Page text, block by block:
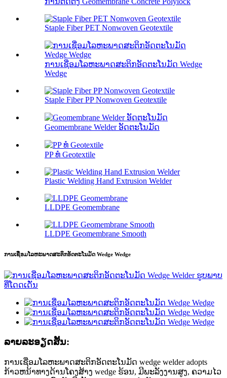
Staple Fiber PET Nonwoven Geotextile
ການເຊື່ອມໂລຫະພາດສະຕິກອັດຕະໂນມັດ Wedge
Wedge
Staple Fiber PP Nonwoven Geotextile
Geomembrane Welder ອັດຕະໂນມັດ
PP ທໍ Geotextile
Plastic Welding Hand Extrusion Welder
LLDPE Geomembrane
LLDPE Geomembrane Smooth
ການເຊື່ອມໂລຫະພາດສະຕິກອັດຕະໂນມັດ Wedge Wedge
ລາຍ​ລະ​ອຽດ​ສັ້ນ​:
ການເຊື່ອມໂລຫະພາດສະຕິກອັດຕະໂນມັດ wedge welder adopts
ກ້າວຫນ້າທາງດ້ານໂຄງສ້າງ wedge ຮ້ອນ, ມີພະລັງງານສູງ, ຄວາມໄວ